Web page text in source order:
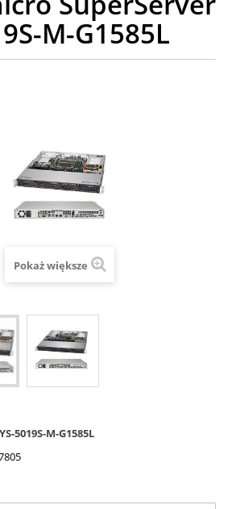
M-G1585L
Pokaż większe
5019S-M-G1585L